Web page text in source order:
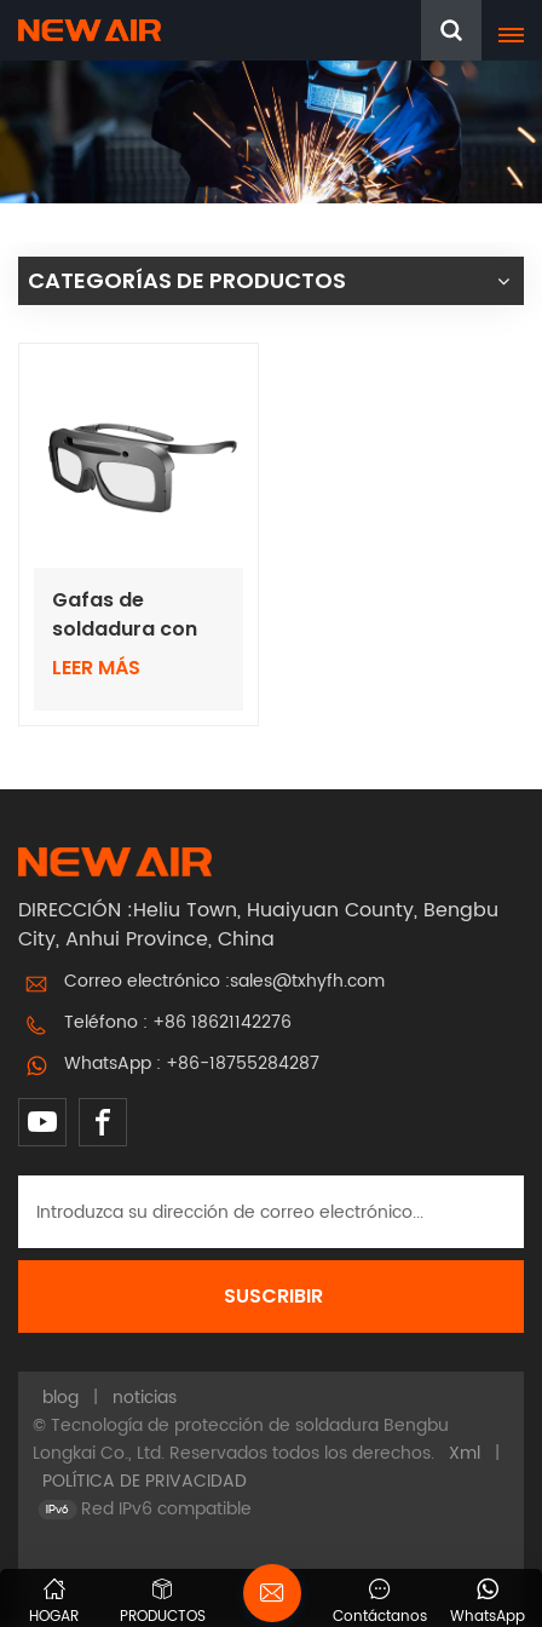
CATEGORÍAS DE PRODUCTOS
Gafas de
soldadura con
oscurecimiento
LEER MÁS
DIRECCIÓN :Heliu Town, Huaiyuan County, Bengbu
City, Anhui Province, China
Correo electrónico :sales@txhyfh.com
Teléfono : +86 18621142276
WhatsApp : +86-18755284287
blog |
noticias
© Tecnología de protección de soldadura Bengbu
Longkai Co., Ltd. Reservados todos los derechos.
Xml |
POLÍTICA DE PRIVACIDAD
Red IPv6 compatible
HOGAR PRODUCTOS WhatsApp
Contáctanos